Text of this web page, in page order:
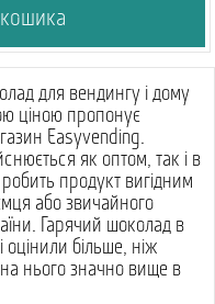
для вендингу і дому
ціною пропонує
Easyvending.
як оптом, так і в
продукт вигідним
або звичайного
Гарячий шоколад в
оцінили більше, ніж
нього значно вище в